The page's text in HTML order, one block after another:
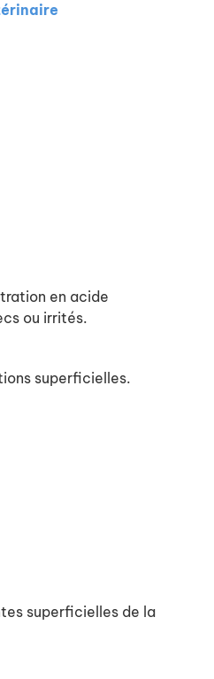
en acide
ou irrités.
superficielles.
superficielles de la